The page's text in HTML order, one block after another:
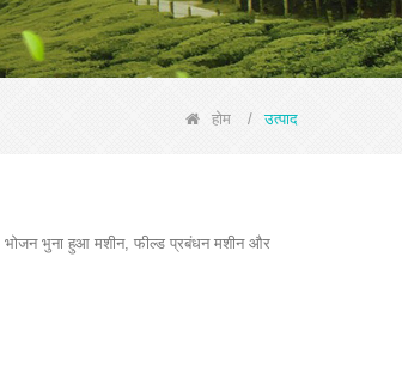
होम / उत्पाद
भुना हुआ मशीन, फील्ड प्रबंधन मशीन और